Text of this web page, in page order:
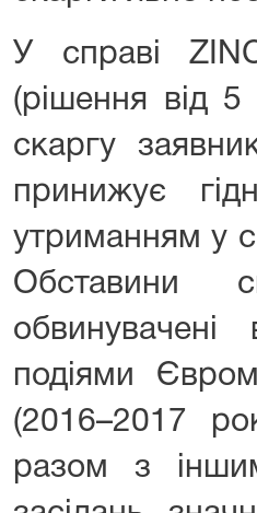
У справі
(рішення від
скаргу
принижує
утриманням у
Обставини
подіями
(2016–2017
разом з